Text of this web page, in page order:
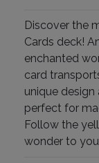
Discover the
Cards deck!
enchanted
card
unique
perfect for
Follow the
wonder to